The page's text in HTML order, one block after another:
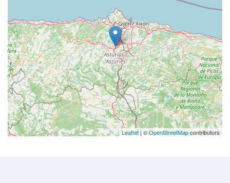
Leaflet| ©OpenStreetMapcontributors